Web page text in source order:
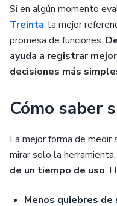
Si en algún momento
Treinta, la mejor
promesa de funciones.
ayuda a registrar
decisiones más
Cómo saber
La mejor forma de medir
mirar solo la herramienta.
de un tiempo de uso.
Menos quiebres de